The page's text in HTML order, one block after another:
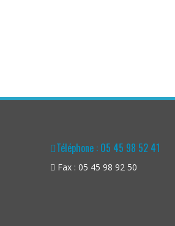
Téléphone : 05 45 98 52 41
Fax : 05 45 98 92 50